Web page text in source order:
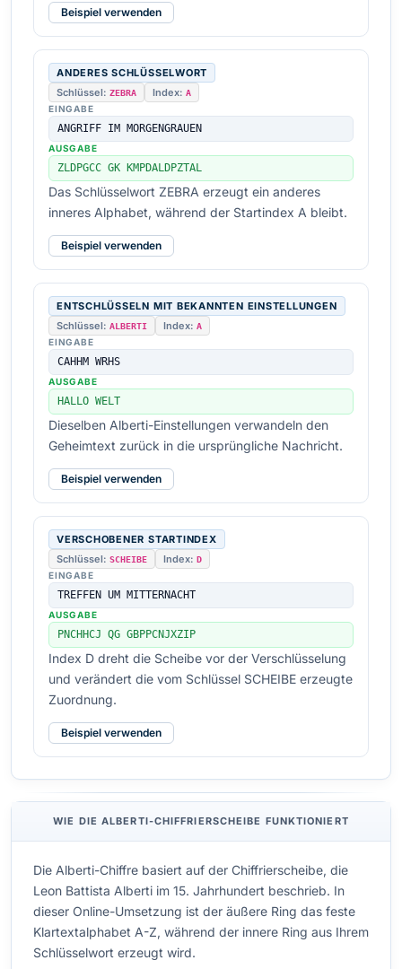
Beispiel verwenden
ANDERES SCHLÜSSELWORT
Schlüssel: ZEBRA Index: A
EINGABE
ANGRIFF IM MORGENGRAUEN
AUSGABE
ZLDPGCC GK KMPDALDPZTAL
Das Schlüsselwort ZEBRA erzeugt ein anderes
inneres Alphabet, während der Startindex A bleibt.
Beispiel verwenden
ENTSCHLÜSSELN MIT BEKANNTEN EINSTELLUNGEN
Schlüssel: ALBERTI Index: A
EINGABE
CAHHM WRHS
AUSGABE
HALLO WELT
Dieselben Alberti-Einstellungen verwandeln den
Geheimtext zurück in die ursprüngliche Nachricht.
Beispiel verwenden
VERSCHOBENER STARTINDEX
Schlüssel: SCHEIBE Index: D
EINGABE
TREFFEN UM MITTERNACHT
AUSGABE
PNCHHCJ QG GBPPCNJXZIP
Index D dreht die Scheibe vor der Verschlüsselung
und verändert die vom Schlüssel SCHEIBE erzeugte
Zuordnung.
Beispiel verwenden
WIE DIE ALBERTI-CHIFFRIERSCHEIBE FUNKTIONIERT
Die Alberti-Chiffre basiert auf der Chiffrierscheibe, die
Leon Battista Alberti im 15. Jahrhundert beschrieb. In
dieser Online-Umsetzung ist der äußere Ring das feste
Klartextalphabet A-Z, während der innere Ring aus Ihrem
Schlüsselwort erzeugt wird.